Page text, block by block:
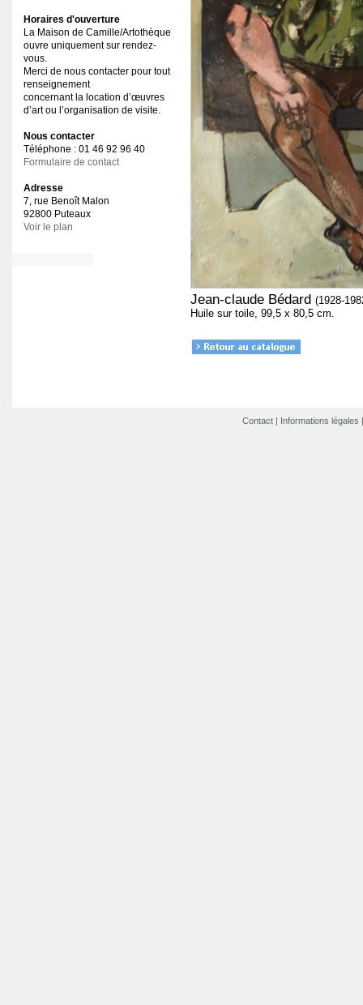
Horaires d'ouverture
La Maison de Camille/Artothèque
ouvre uniquement sur rendez-
vous.
Merci de nous contacter pour tout
renseignement
concernant la location d’œuvres
d’art ou l’organisation de visite.
Nous contacter
Téléphone : 01 46 92 96 40
Formulaire de contact
Adresse
7, rue Benoît Malon
92800 Puteaux
Voir le plan
Jean-claude Bédard (1928-
Huile sur toile, 99,5 x 80,5 cm.
Contact| Informations légales